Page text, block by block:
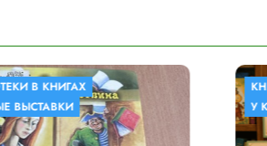
КНИЖНЫЕ ВЫСТАВКИ
У КНИГИ ЮБИЛЕЙ